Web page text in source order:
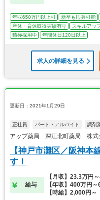
年収650万円以上可 新卒も応募可能
産休・育休取得実績有り
スキルアッ
積極採用中
年間休日120日以上
求人の詳細を見る
更新日：2021年1月29日
正社員 パート・アルバイト 調剤
アップ薬局 深江北町薬局 株式
【神戸市灘区／阪神本
す！
給与
【月収】23.3万円
【年収】400万円
【時給】2,000円～